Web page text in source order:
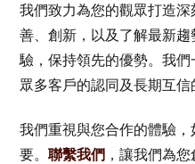
我們致力為您的觀眾打造
善、創新，以及了解最新
驗，保持領先的優勢。我
眾多客戶的認同及長期互信
我們重視與您合作的體驗
要。聯繫我們 ，讓我們為